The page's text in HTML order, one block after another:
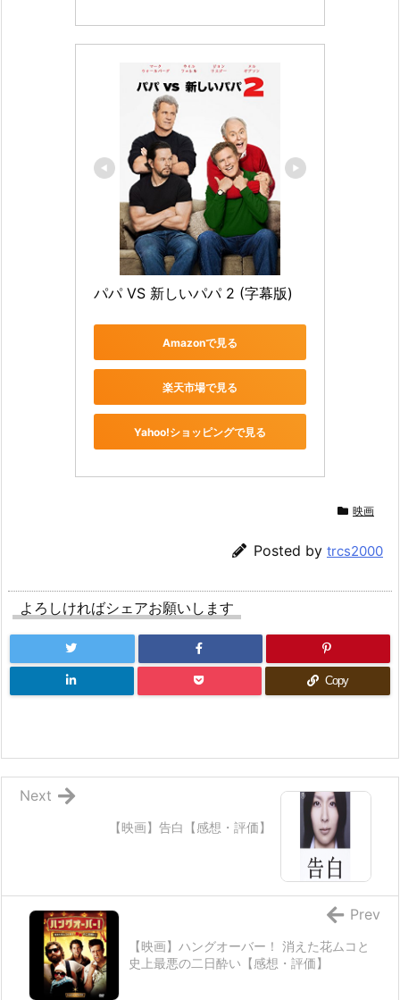
パパ VS 新しいパパ 2 (字幕版)
Amazonで見る
楽天市場で見る
Yahoo!ショッピングで見る
映画
Posted by trcs2000
よろしければシェアお願いします
Copy
【映画】告白【感想・評価】
Next
【映画】ハングオーバー！ 消えた花ムコと
史上最悪の二日酔い【感想・評価】
Prev